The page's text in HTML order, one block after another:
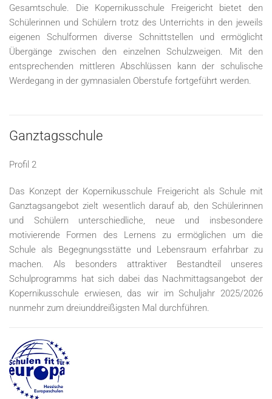
Gesamtschule. Die Kopernikusschule Freigericht bietet den
Schülerinnen und Schülern trotz des Unterrichts in den jeweils
eigenen Schulformen diverse Schnittstellen und ermöglicht
Übergänge zwischen den einzelnen Schulzweigen.
Mit den
entsprechenden mittleren Abschlüssen kann der schulische
Werdegang in der gymnasialen Oberstufe fortgeführt werden.
Ganztagsschule
Profil 2
Das Konzept der Kopernikusschule Freigericht als Schule mit
Ganztagsangebot zielt wesentlich darauf ab, den Schülerinnen
und Schülern unterschiedliche, neue und insbesondere
motivierende Formen des Lernens zu ermöglichen um die
Schule als Begegnungsstätte und Lebensraum erfahrbar zu
machen. Als besonders attraktiver Bestandteil unseres
Schulprogramms hat sich dabei das Nachmittagsangebot der
Kopernikusschule erwiesen, das wir im Schuljahr 2025/2026
nunmehr zum dreiunddreißigsten Mal durchführen.